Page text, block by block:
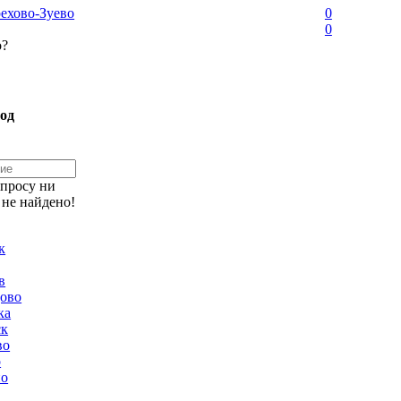
0
0
Зуево
ни
найдено!